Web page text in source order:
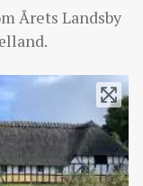
Årets Landsby